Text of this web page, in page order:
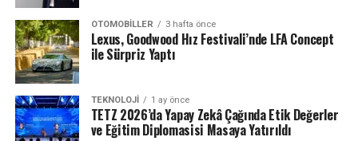
OTOMOBILLER 3 hafta önce
Lexus, Goodwood Hız Festivali’nde LFA Concept
ile Sürpriz Yaptı
TEKNOLOJI 1 ay önce
TETZ 2026’da Yapay Zekâ Çağında Etik Değerler
ve Eğitim Diplomasisi Masaya Yatırıldı